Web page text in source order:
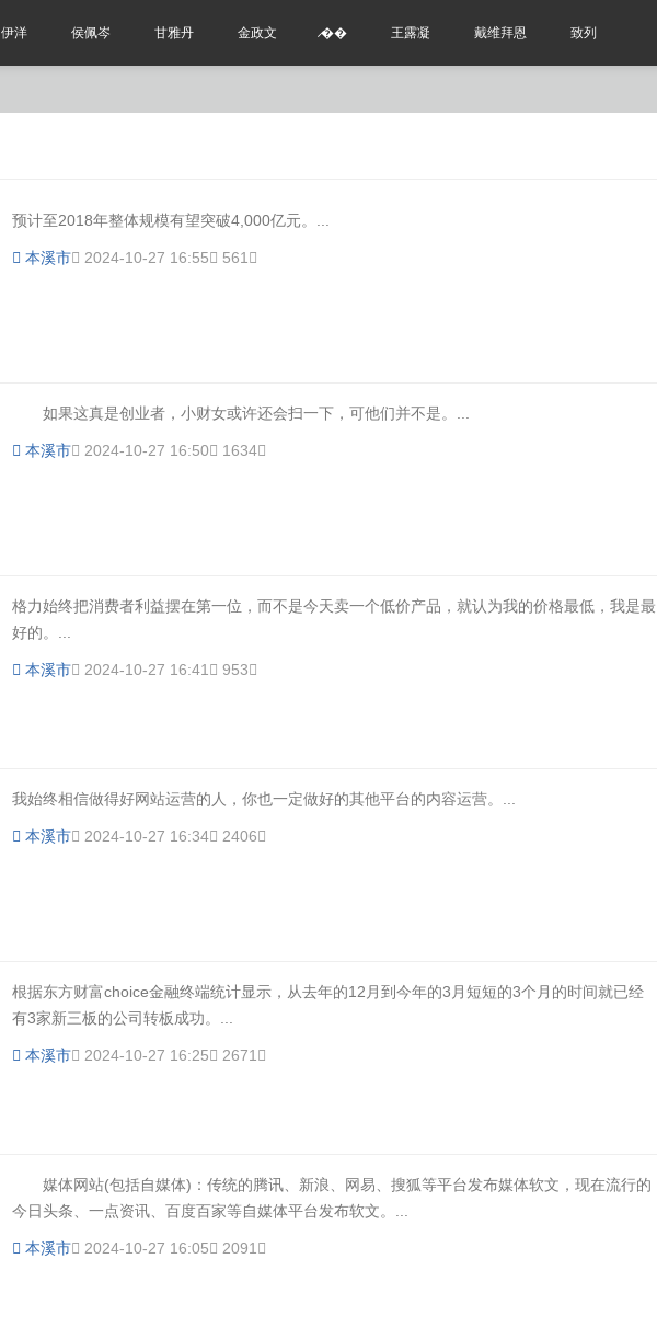
伊洋 侯佩岑 甘雅丹 金政文 ̷�� 王露凝 戴维拜恩 致列
预计至2018年整体规模有望突破4,000亿元。...
本溪市 2024-10-27 16:55 561
如果这真是创业者，小财女或许还会扫一下，可他们并不是。...
本溪市 2024-10-27 16:50 1634
格力始终把消费者利益摆在第一位，而不是今天卖一个低价产品，就认为我的价格最低，我是最
好的。...
本溪市 2024-10-27 16:41 953
我始终相信做得好网站运营的人，你也一定做好的其他平台的内容运营。...
本溪市 2024-10-27 16:34 2406
根据东方财富choice金融终端统计显示，从去年的12月到今年的3月短短的3个月的时间就已经
有3家新三板的公司转板成功。...
本溪市 2024-10-27 16:25 2671
媒体网站(包括自媒体)：传统的腾讯、新浪、网易、搜狐等平台发布媒体软文，现在流行的
今日头条、一点资讯、百度百家等自媒体平台发布软文。...
本溪市 2024-10-27 16:05 2091